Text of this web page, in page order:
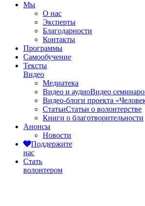
Мы
О нас
Эксперты
Благодарности
Контакты
Программы
Самообучение
Тексты
Видео
Медиатека
Видео и аудиоВидео
Видео-блоги проекта
СтатьиСтатьи о волонтерстве
Книги о благотворительности
Анонсы
Новости
Поддержите
нас
Стать
волонтером